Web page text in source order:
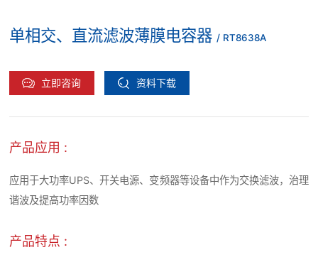
单相交、直流滤波薄膜电容器 / RT8638A
立即咨询 资料下载
产品应用 :
应用于大功率UPS、开关电源、变频器等设备中作为交换滤波，治理
谐波及提高功率因数
产品特点 :